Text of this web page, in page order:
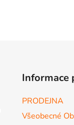
Informace
PRODEJNA
Všeobecné